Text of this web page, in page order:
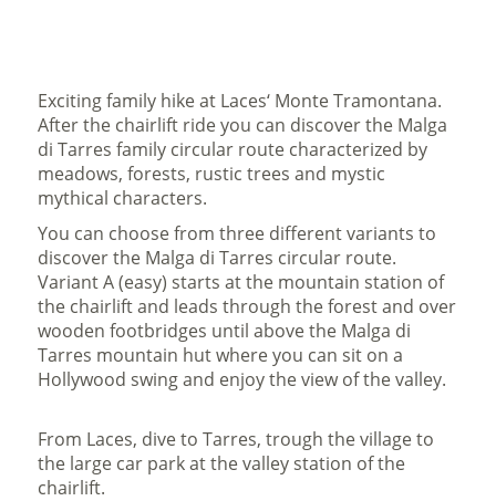
Exciting family hike at Laces‘ Monte Tramontana.
After the chairlift ride you can discover the Malga
di Tarres family circular route characterized by
meadows, forests, rustic trees and mystic
mythical characters.
You can choose from three different variants to
discover the Malga di Tarres circular route.
Variant A (easy) starts at the mountain station of
the chairlift and leads through the forest and over
wooden footbridges until above the Malga di
Tarres mountain hut where you can sit on a
Hollywood swing and enjoy the view of the valley.
From Laces, dive to Tarres, trough the village to
the large car park at the valley station of the
chairlift.